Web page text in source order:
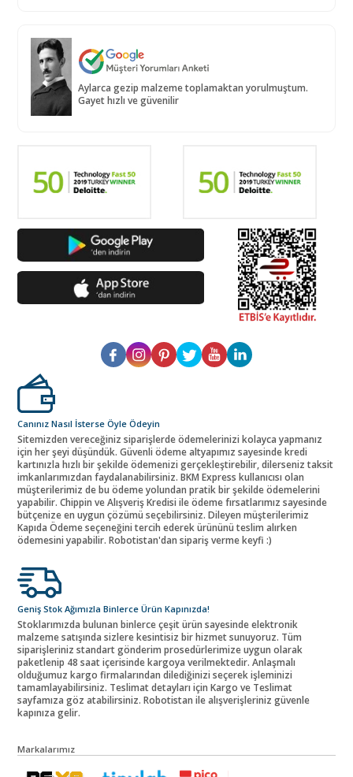
Aylarca gezip malzeme toplamaktan yorulmuştum.
Gayet hızlı ve güvenilir
Canınız Nasıl İsterse Öyle Ödeyin
Sitemizden vereceğiniz siparişlerde ödemelerinizi kolayca yapmanız
için her şeyi düşündük. Güvenli ödeme altyapımız sayesinde kredi
kartınızla hızlı bir şekilde ödemenizi gerçekleştirebilir, dilerseniz taksit
imkanlarımızdan faydalanabilirsiniz. BKM Express kullanıcısı olan
müşterilerimiz de bu ödeme yolundan pratik bir şekilde ödemelerini
yapabilir. Chippin ve Alışveriş Kredisi ile ödeme fırsatlarımız sayesinde
bütçenize en uygun çözümü seçebilirsiniz. Dileyen müşterilerimiz
Kapıda Ödeme seçeneğini tercih ederek ürününü teslim alırken
ödemesini yapabilir. Robotistan'dan sipariş verme keyfi :)
Geniş Stok Ağımızla Binlerce Ürün Kapınızda!
Stoklarımızda bulunan binlerce çeşit ürün sayesinde elektronik
malzeme satışında sizlere kesintisiz bir hizmet sunuyoruz. Tüm
siparişleriniz standart gönderim prosedürlerimize uygun olarak
paketlenip 48 saat içerisinde kargoya verilmektedir. Anlaşmalı
olduğumuz kargo firmalarından dilediğinizi seçerek işleminizi
tamamlayabilirsiniz. Teslimat detayları için Kargo ve Teslimat
sayfamıza göz atabilirsiniz. Robotistan ile alışverişleriniz güvenle
kapınıza gelir.
Markalarımız